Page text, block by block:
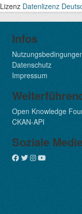
Lizenz Datenlizenz
Infos
Datenschutz
Impressum
Open Knowledge
CKAN-API
Soziale